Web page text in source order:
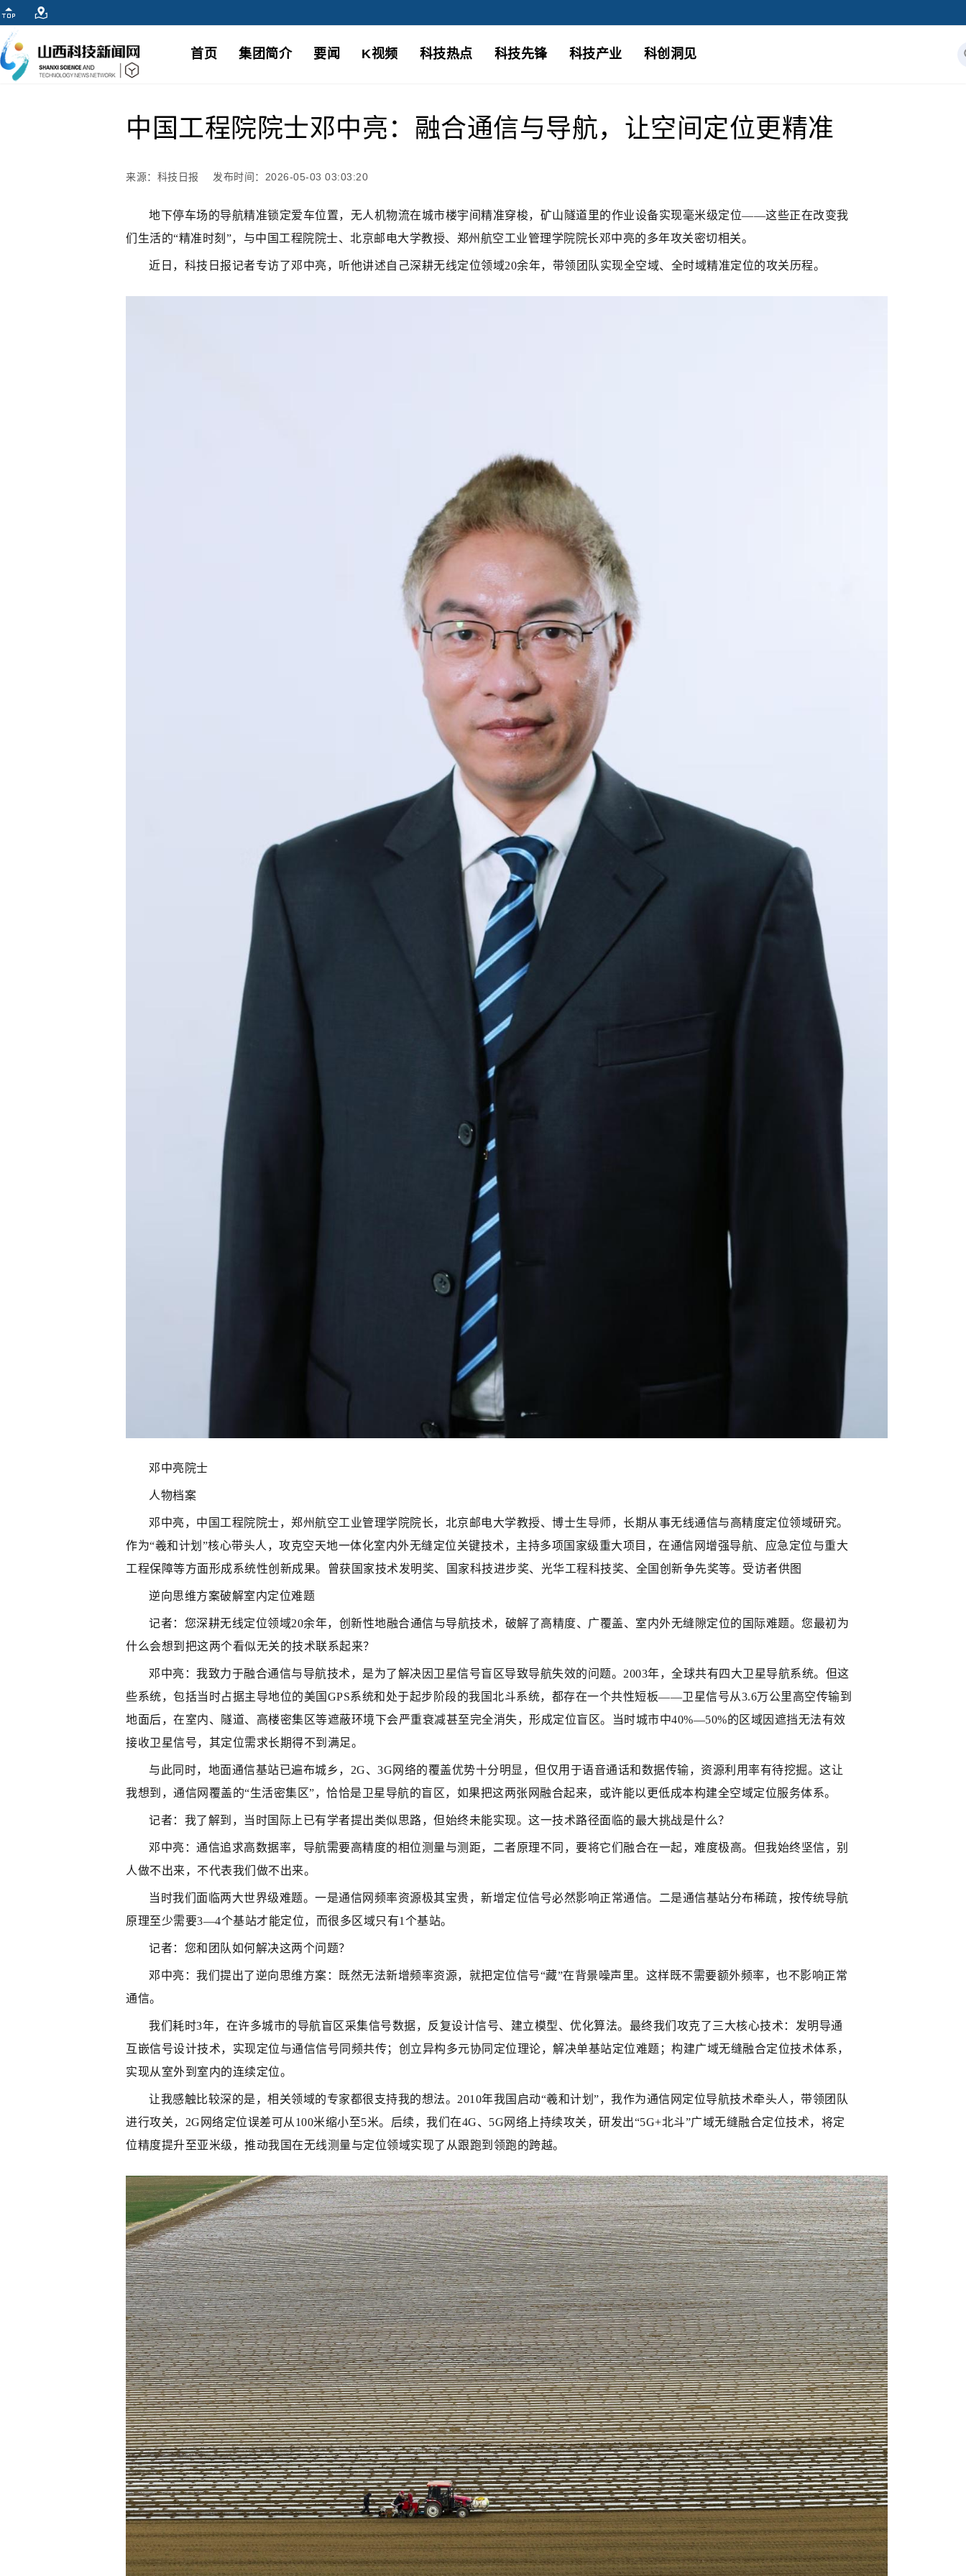
首页 集团简介 要闻 K视频 科技热点 科技先锋 科技产业 科创洞见
中国工程院院士邓中亮：融合通信与导航，让空间定位更精准
来源：科技日报 发布时间：2026-05-03 03:03:20
地下停车场的导航精准锁定爱车位置，无人机物流在城市楼宇间精准穿梭，矿山隧道里的作业设备实现毫米级定位——这些正在改变我
们生活的“精准时刻”，与中国工程院院士、北京邮电大学教授、郑州航空工业管理学院院长邓中亮的多年攻关密切相关。
近日，科技日报记者专访了邓中亮，听他讲述自己深耕无线定位领域20余年，带领团队实现全空域、全时域精准定位的攻关历程。
邓中亮院士
人物档案
邓中亮，中国工程院院士，郑州航空工业管理学院院长，北京邮电大学教授、博士生导师，长期从事无线通信与高精度定位领域研究。
作为“羲和计划”核心带头人，攻克空天地一体化室内外无缝定位关键技术，主持多项国家级重大项目，在通信网增强导航、应急定位与重大
工程保障等方面形成系统性创新成果。曾获国家技术发明奖、国家科技进步奖、光华工程科技奖、全国创新争先奖等。受访者供图
逆向思维方案破解室内定位难题
记者：您深耕无线定位领域20余年，创新性地融合通信与导航技术，破解了高精度、广覆盖、室内外无缝隙定位的国际难题。您最初为
什么会想到把这两个看似无关的技术联系起来？
邓中亮：我致力于融合通信与导航技术，是为了解决因卫星信号盲区导致导航失效的问题。2003年，全球共有四大卫星导航系统。但这
些系统，包括当时占据主导地位的美国GPS系统和处于起步阶段的我国北斗系统，都存在一个共性短板——卫星信号从3.6万公里高空传输到
地面后，在室内、隧道、高楼密集区等遮蔽环境下会严重衰减甚至完全消失，形成定位盲区。当时城市中40%—50%的区域因遮挡无法有效
接收卫星信号，其定位需求长期得不到满足。
与此同时，地面通信基站已遍布城乡，2G、3G网络的覆盖优势十分明显，但仅用于语音通话和数据传输，资源利用率有待挖掘。这让
我想到，通信网覆盖的“生活密集区”，恰恰是卫星导航的盲区，如果把这两张网融合起来，或许能以更低成本构建全空域定位服务体系。
记者：我了解到，当时国际上已有学者提出类似思路，但始终未能实现。这一技术路径面临的最大挑战是什么？
邓中亮：通信追求高数据率，导航需要高精度的相位测量与测距，二者原理不同，要将它们融合在一起，难度极高。但我始终坚信，别
人做不出来，不代表我们做不出来。
当时我们面临两大世界级难题。一是通信网频率资源极其宝贵，新增定位信号必然影响正常通信。二是通信基站分布稀疏，按传统导航
原理至少需要3—4个基站才能定位，而很多区域只有1个基站。
记者：您和团队如何解决这两个问题？
邓中亮：我们提出了逆向思维方案：既然无法新增频率资源，就把定位信号“藏”在背景噪声里。这样既不需要额外频率，也不影响正常
通信。
我们耗时3年，在许多城市的导航盲区采集信号数据，反复设计信号、建立模型、优化算法。最终我们攻克了三大核心技术：发明导通
互嵌信号设计技术，实现定位与通信信号同频共传；创立异构多元协同定位理论，解决单基站定位难题；构建广域无缝融合定位技术体系，
实现从室外到室内的连续定位。
让我感触比较深的是，相关领域的专家都很支持我的想法。2010年我国启动“羲和计划”，我作为通信网定位导航技术牵头人，带领团队
进行攻关，2G网络定位误差可从100米缩小至5米。后续，我们在4G、5G网络上持续攻关，研发出“5G+北斗”广域无缝融合定位技术，将定
位精度提升至亚米级，推动我国在无线测量与定位领域实现了从跟跑到领跑的跨越。